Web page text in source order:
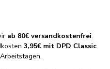
ab 80€ versandkostenfrei.
3,95€ mit DPD Classic.